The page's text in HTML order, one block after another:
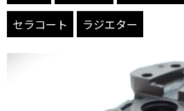
セラコート
ラジエター